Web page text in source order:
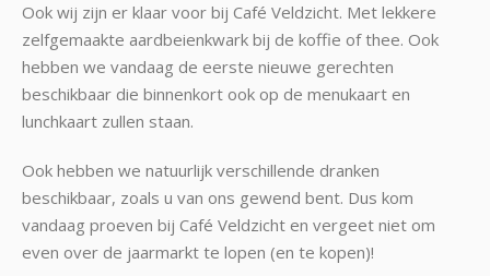
Ook wij zijn er klaar voor bij Café Veldzicht. Met lekkere
zelfgemaakte aardbeienkwark bij de koffie of thee. Ook
hebben we vandaag de eerste nieuwe gerechten
beschikbaar die binnenkort ook op de menukaart en
lunchkaart zullen staan.
Ook hebben we natuurlijk verschillende dranken
beschikbaar, zoals u van ons gewend bent. Dus kom
vandaag proeven bij Café Veldzicht en vergeet niet om
even over de jaarmarkt te lopen (en te kopen)!